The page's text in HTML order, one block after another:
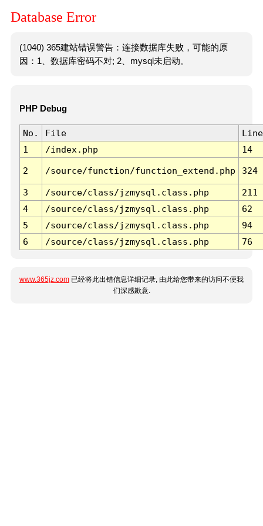
Database Error
(1040) 365建站错误警告：连接数据库失败，可能的原
因：1、数据库密码不对; 2、mysql未启动。
PHP Debug
No. File
Line
1
/index.php 14
2 /source/function/function_extend.php 324
3 /source/class/jzmysql.class.php
211
4
/source/class/jzmysql.class.php
62
5
/source/class/jzmysql.class.php
94
6
/source/class/jzmysql.class.php 76
www.365jz.com 已经将此出错信息详细记录, 由此给您带来的访问不便我
们深感歉意.